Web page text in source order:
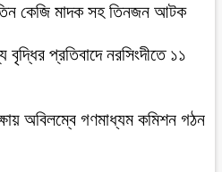
কেজি মাদক সহ তিনজন আটক
প্রতিবাদে নরসিংদীতে ১১
অবিলম্বে গণমাধ্যম কমিশন গঠন